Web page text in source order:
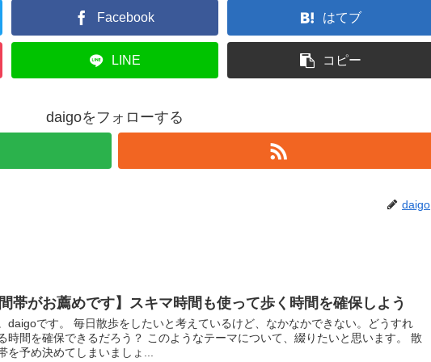
Facebook はてブ
LINE コピー
daigoをフォローする
daigo
間帯がお薦めです】スキマ時間も使って歩く時間を確保しよう
daigoです。 毎日散歩をしたいと考えているけど、なかなかできない。どうすれ
時間を確保できるだろう？ このようなテーマについて、綴りたいと思います。 散
を予め決めてしまいましょ...